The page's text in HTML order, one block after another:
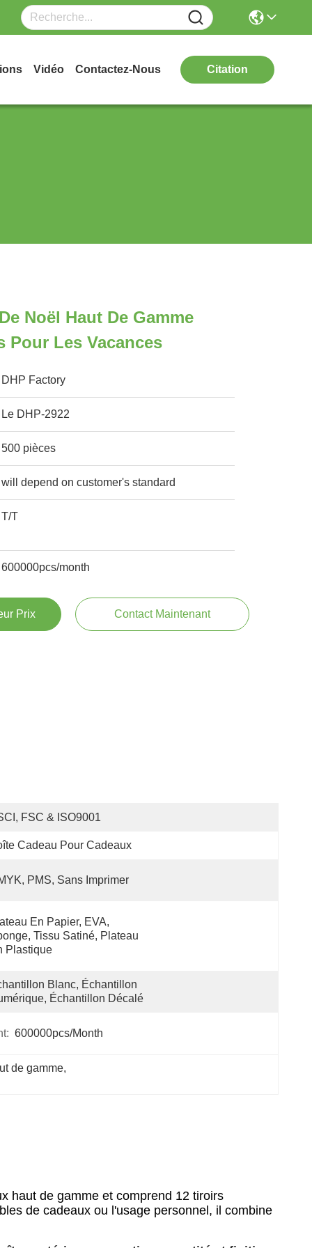
Vidéo Contactez-Nous Citation
Noël Haut De Gamme
Pour Les Vacances
DHP Factory
Le DHP-2922
500 pièces
will depend on customer's standard
T/T
600000pcs/month
Prix Contact Maintenant
FSC & ISO9001
Cadeau Pour Cadeaux
PMS, Sans Imprimer
En Papier, EVA,
Tissu Satiné, Plateau
Plastique
Blanc, Échantillon
Échantillon Décalé
600000pcs/month
de gamme,
haut de gamme et comprend 12 tiroirs
de cadeaux ou l'usage personnel, il combine